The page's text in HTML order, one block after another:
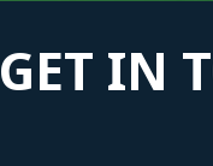
GET IN